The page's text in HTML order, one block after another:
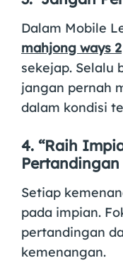
Dalam Mobile
mahjong ways 2
sekejap. Selalu
jangan pernah
dalam kondisi
4. “Raih
Pertandingan
Setiap
pada impian.
pertandingan
kemenangan.